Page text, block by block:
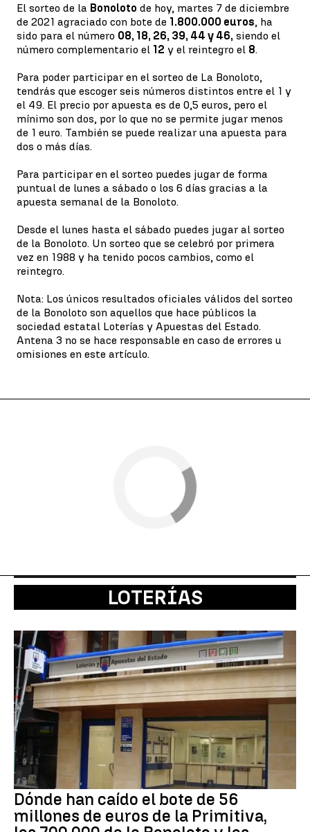
El sorteo de la Bonoloto de hoy, martes 7 de diciembre
de 2021 agraciado con bote de 1.800.000 euros, ha
sido para el número 08, 18, 26, 39, 44 y 46, siendo el
número complementario el 12 y el reintegro el 8.
Para poder participar en el sorteo de La Bonoloto,
tendrás que escoger seis números distintos entre el 1 y
el 49. El precio por apuesta es de 0,5 euros, pero el
mínimo son dos, por lo que no se permite jugar menos
de 1 euro. También se puede realizar una apuesta para
dos o más días.
Para participar en el sorteo puedes jugar de forma
puntual de lunes a sábado o los 6 días gracias a la
apuesta semanal de la Bonoloto.
Desde el lunes hasta el sábado puedes jugar al sorteo
de la Bonoloto. Un sorteo que se celebró por primera
vez en 1988 y ha tenido pocos cambios, como el
reintegro.
Nota: Los únicos resultados oficiales válidos del sorteo
de la Bonoloto son aquellos que hace públicos la
sociedad estatal Loterías y Apuestas del Estado.
Antena 3 no se hace responsable en caso de errores u
omisiones en este artículo.
LOTERÍAS
Dónde han caído el bote de 56
millones de euros de la Primitiva,